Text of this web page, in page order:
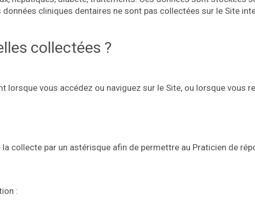
cliniques dentaires ne sont pas collectées sur le Site
collectées ?
vous accédez ou naviguez sur le Site, ou lorsque vous
collecte par un astérisque afin de permettre au Praticien de
: